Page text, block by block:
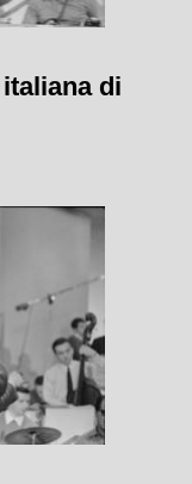
di